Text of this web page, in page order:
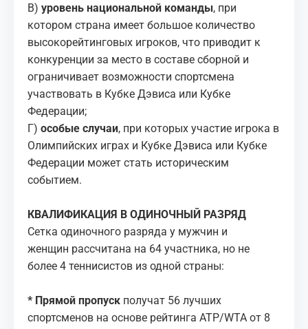
В) уровень национальной команды, при
котором страна имеет большое количество
высокорейтинговых игроков, что приводит к
конкуренции за место в составе сборной и
ограничивает возможности спортсмена
участвовать в Кубке Дэвиса или Кубке
Федерации;
Г) особые случаи, при которых участие игрока в
Олимпийских играх и Кубке Дэвиса или Кубке
Федерации может стать историческим
событием.
КВАЛИФИКАЦИЯ В ОДИНОЧНЫЙ РАЗРЯД
Сетка одиночного разряда у мужчин и
женщин рассчитана на 64 участника, но не
более 4 теннисистов из одной страны:
* Прямой пропуск получат 56 лучших
спортсменов на основе рейтинга ATP/WTA от 8